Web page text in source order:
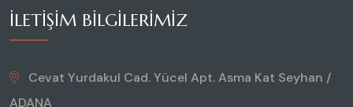
İLETIŞIM BILGILERIMIZ
Cevat Yurdakul Cad. Yücel Apt. Asma Kat Seyhan /
ADANA